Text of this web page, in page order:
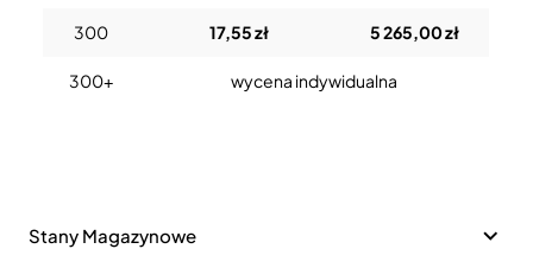
300 17,55 zł 5 265,00 zł
300+ wycena indywidualna
Stany Magazynowe